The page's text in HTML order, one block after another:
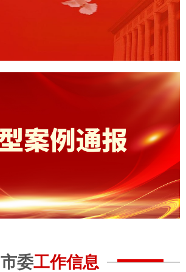
市委工作信息